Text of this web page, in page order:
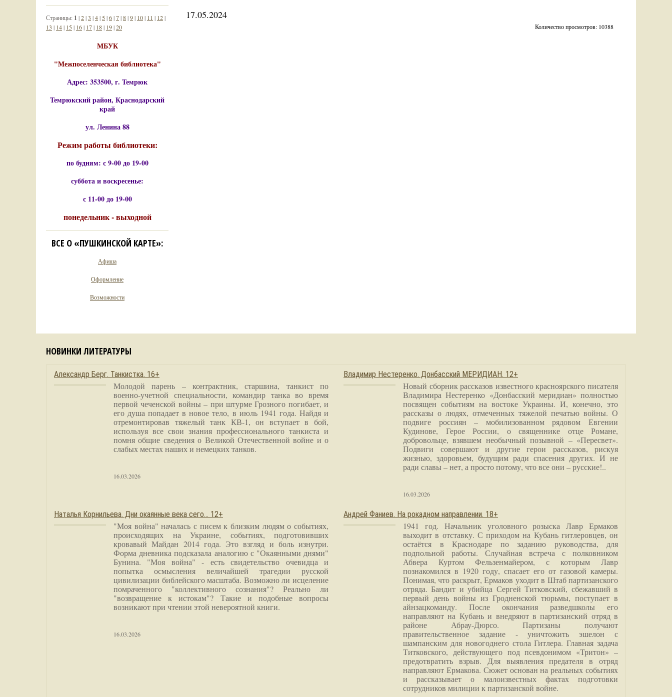
17.05.2024
Количество просмотров: 10388
Страницы: 1 |2|3 |4| 5|6|7|8|9| 10| 11 | 12|
13 | 14| 15| 16| 17| 18| 19|20
МБУК
"Межпоселенческая библиотека"
Адрес: 353500, г. Темрюк
Темрюкский район, Краснодарский
край
ул. Ленина 88
Режим работы библиотеки:
по будням: с 9-00 до 19-00
суббота и воскресенье:
с 11-00 до 19-00
понедельник - выходной
ВСЕ О «ПУШКИНСКОЙ КАРТЕ»:
Афиша
Оформление
Возможности
НОВИНКИ ЛИТЕРАТУРЫ
Александр Берг. Танкистка. 16+
Молодой парень – контрактник, старшина, танкист по
военно-учетной специальности, командир танка во время
первой чеченской войны – при штурме Грозного погибает, и
его душа попадает в новое тело, в июль 1941 года. Найдя и
отремонтировав тяжелый танк КВ-1, он вступает в бой,
используя все свои знания профессионального танкиста и
помня общие сведения о Великой Отечественной войне и о
слабых местах наших и немецких танков.
16.03.2026
Владимир Нестеренко. Донбасский МЕРИДИАН. 12+
Новый сборник рассказов известного красноярского писателя
Владимира Нестеренко «Донбасский меридиан» полностью
посвящен событиям на востоке Украины. И, конечно, это
рассказы о людях, отмеченных тяжелой печатью войны. О
подвиге россиян – мобилизованном рядовом Евгении
Кудинове, Герое России, о священнике отце Романе,
добровольце, взявшем необычный позывной – «Пересвет».
Подвиги совершают и другие герои рассказов, рискуя
жизнью, здоровьем, будущим ради спасения других. И не
ради славы – нет, а просто потому, что все они – русские!..
16.03.2026
Наталья Корнильева. Дни окаянные века сего… 12+
"Моя война" началась с писем к близким людям о событиях,
происходящих на Украине, событиях, подготовивших
кровавый Майдан 2014 года. Это взгляд и боль изнутри.
Форма дневника подсказала аналогию с "Окаянными днями"
Бунина. "Моя война" - есть свидетельство очевидца и
попытка осмысления величайшей трагедии русской
цивилизации библейского масштаба. Возможно ли исцеление
помраченного "коллективного сознания"? Реально ли
"возвращение к истокам"? Такие и подобные вопросы
возникают при чтении этой невероятной книги.
16.03.2026
Андрей Фаниев. На рокадном направлении. 18+
1941 год. Начальник уголовного розыска Лавр Ермаков
выходит в отставку. С приходом на Кубань гитлеровцев, он
остаётся в Краснодаре по заданию руководства, для
подпольной работы. Случайная встреча с полковником
Абвера Куртом Фельзенмайером, с которым Лавр
познакомился в 1920 году, спасает его от газовой камеры.
Понимая, что раскрыт, Ермаков уходит в Штаб партизанского
отряда. Бандит и убийца Сергей Титковский, сбежавший в
первый день войны из Гродненской тюрьмы, поступает в
айнзацкоманду. После окончания разведшколы его
направляют на Кубань и внедряют в партизанский отряд в
районе Абрау-Дюрсо. Партизаны получают
правительственное задание - уничтожить эшелон с
шампанским для новогоднего стола Гитлера. Главная задача
Титковского, действующего под псевдонимом «Тритон» –
предотвратить взрыв. Для выявления предателя в отряд
направляют Ермакова. Сюжет основан на реальных событиях
и рассказывает о малоизвестных фактах подготовки
сотрудников милиции к партизанской войне.